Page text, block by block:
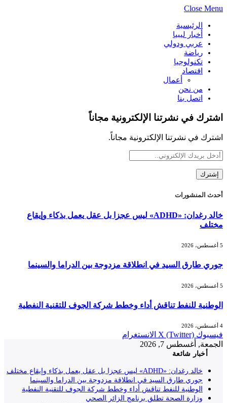
Close Menu
الرئيسية
أخبار ليبيا
عربي ودولي
رياضة
تكنولوجيا
اقتصاد
أعمال
من نحن
اتصل بنا
اشترك في نشرتنا الإلكترونية مجاناً
اشترك في نشرتنا الإلكترونية مجاناً.
أحدث المنشورات
خالد رغدان: «ADHD» ليس عجزا بل عقل يعمل بذكاء وإيقاع
مختلف
جوري طارق السيد في انطلاقة مزدوجة بين الدراما والسينما
الوطنية للنفط تناقش أداء وخطط شركة الجوف للتقنية النفطية
فيسبوك X (Twitter) الانستغرام
الجمعة, أغسطس 7, 2026
أخبار شائعة
خالد رغدان: «ADHD» ليس عجزا بل عقل يعمل بذكاء وإيقاع مختلف
جوري طارق السيد في انطلاقة مزدوجة بين الدراما والسينما
الوطنية للنفط تناقش أداء وخطط شركة الجوف للتقنية النفطية
وزارة الصحة تطلق برنامج الزائر الصحي